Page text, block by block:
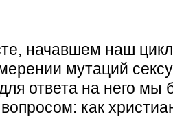
начавшем наш
мутаций
ответа на него
как